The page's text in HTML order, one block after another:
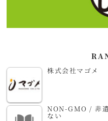
株式会社マゴメ
NON-GMO / 非
ない